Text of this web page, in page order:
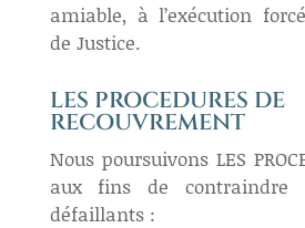
amiable, à l’exécution
de Justice.
LES PROCEDURES DE
RECOUVREMENT
Nous poursuivons LES
aux fins de contraindre
défaillants :